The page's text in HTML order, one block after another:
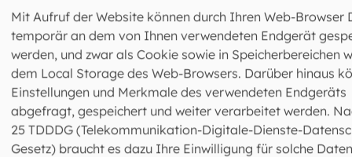
Mit Aufruf der Website können durch Ihren Web-Browser
temporär an dem von Ihnen verwendeten Endgerät
werden, und zwar als Cookie sowie in Speicherbereichen
dem Local Storage des Web-Browsers. Darüber hinaus
Einstellungen und Merkmale des verwendeten Endgeräts
abgefragt, gespeichert und weiter verarbeitet werden.
25 TDDDG (Telekommunikation-Digitale-Dienste-
Gesetz) braucht es dazu Ihre Einwilligung für solche